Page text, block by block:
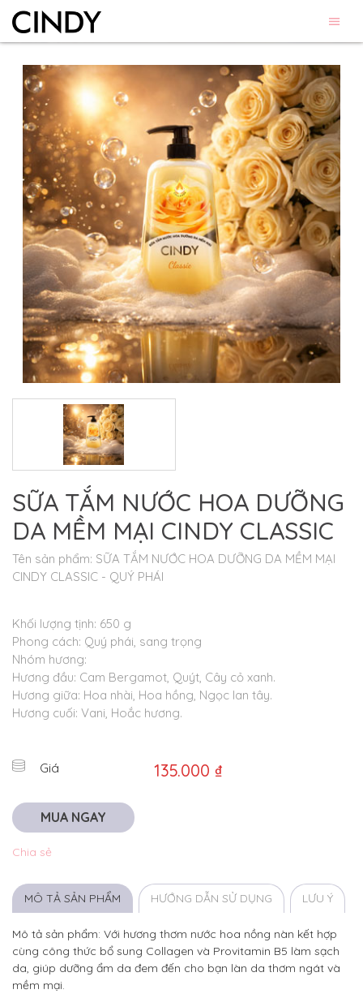
SỮA TẮM NƯỚC HOA DƯỠNG
DA MỀM MẠI CINDY CLASSIC
Tên sản phẩm: SỮA TẮM NƯỚC HOA DƯỠNG DA MỀM MẠI
CINDY CLASSIC - QUÝ PHÁI
Khối lượng tịnh: 650 g
Phong cách: Quý phái, sang trọng
Nhóm hương:
Hương đầu: Cam Bergamot, Quýt, Cây cỏ xanh.
Hương giữa: Hoa nhài, Hoa hồng, Ngọc lan tây.
Hương cuối: Vani, Hoắc hương.
Giá 135.000 ₫
MUA NGAY
Chia sẻ
MÔ TẢ SẢN PHẨM HƯỚNG DẪN SỬ DỤNG LƯU Ý
Mô tả sản phẩm: Với hương thơm nước hoa nồng nàn kết hợp
cùng công thức bổ sung Collagen và Provitamin B5 làm sạch
da, giúp dưỡng ẩm da đem đến cho bạn làn da thơm ngát và
mềm mại.